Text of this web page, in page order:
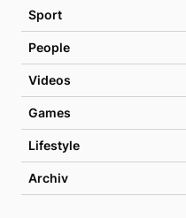
Sport
People
Videos
Games
Lifestyle
Archiv